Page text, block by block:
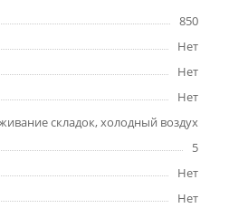
850
Нет
Нет
Нет
складок, холодный воздух
5
Нет
Нет